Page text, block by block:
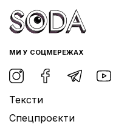
МИ У СОЦМЕРЕЖАХ
Тексти
Спецпроєкти